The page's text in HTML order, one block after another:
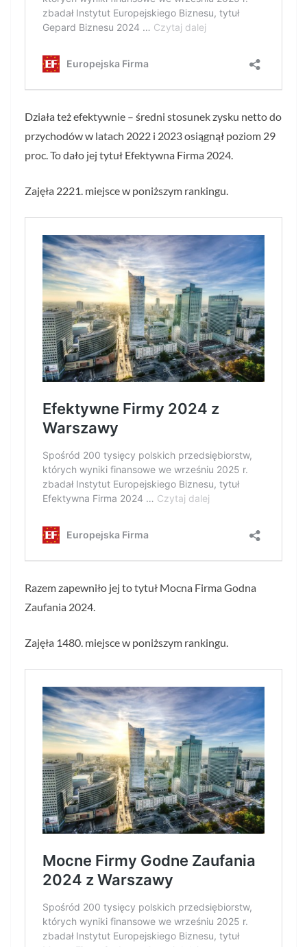
Działa też efektywnie – średni stosunek zysku netto do
przychodów w latach 2022 i 2023 osiągnął poziom 29
proc. To dało jej tytuł Efektywna Firma 2024.
Zajęła 2221. miejsce w poniższym rankingu.
Razem zapewniło jej to tytuł Mocna Firma Godna
Zaufania 2024.
Zajęła 1480. miejsce w poniższym rankingu.